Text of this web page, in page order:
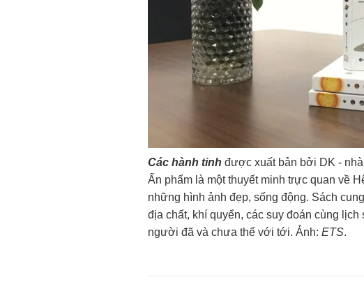
Các hành tinh được xuất bản bởi DK -
Ấn phẩm là một thuyết minh trực quan về
những hình ảnh đẹp, sống động. Sách
địa chất, khí quyển, các suy đoán cùng
người đã và chưa thể với tới. Ảnh: ETS.